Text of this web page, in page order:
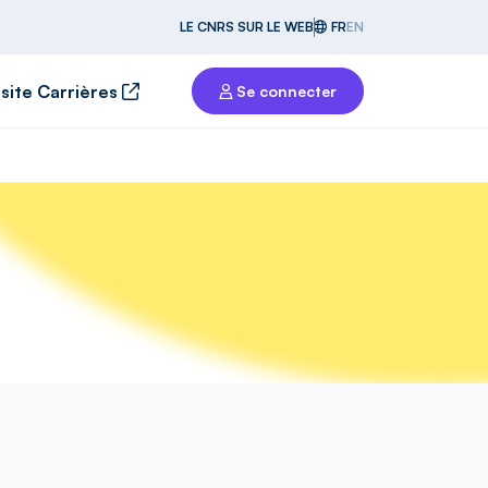
LE CNRS SUR LE WEB FREN
Carrières Se connecter